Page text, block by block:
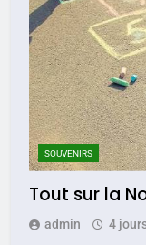
SOUVENIRS
Tout sur la
admin 4